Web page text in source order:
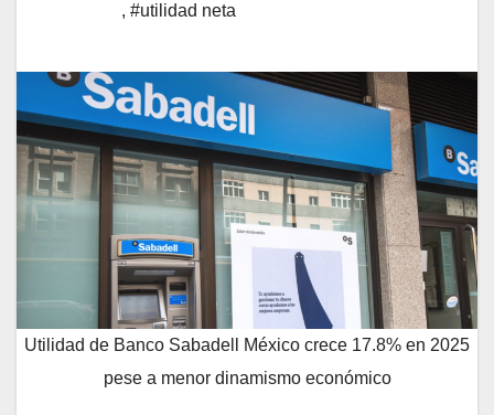
, #utilidad neta
Utilidad de Banco Sabadell México crece 17.8% en 2025
pese a menor dinamismo económico